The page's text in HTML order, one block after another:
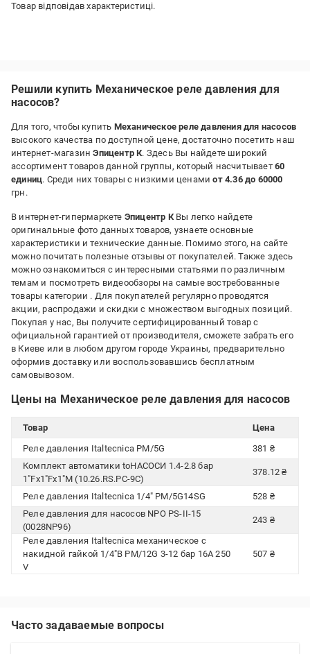
Товар відповідав характеристиці.
Решили купить Механическое реле давления для
насосов?
Для того, чтобы купить Механическое реле давления для насосов
высокого качества по доступной цене, достаточно посетить наш
интернет-магазинЭпицентр К. Здесь Вы найдете широкий
ассортимент товаров данной группы, который насчитывает60
единиц. Среди них товары с низкими ценамиот 4.36 до 60000
грн.
В интернет-гипермаркете Эпицентр КВы легко найдете
оригинальные фото данных товаров, узнаете основные
характеристики и технические данные. Помимо этого, на сайте
можно почитать полезные отзывы от покупателей. Также здесь
можно ознакомиться с интересными статьями по различным
темам и посмотреть видеообзоры на самые востребованные
товары категории . Для покупателей регулярно проводятся
акции, распродажи и скидки с множеством выгодных позиций.
Покупая у нас, Вы получите сертифицированный товар с
официальной гарантией от производителя, сможете забрать его
в Киеве или в любом другом городе Украины, предварительно
оформив доставку или воспользовавшись бесплатным
самовывозом.
Цены на Механическое реле давления для насосов
Товар
Цена
Реле давления Italtecnica PM/5G
381 ₴
Комплект автоматики toНАСОСИ 1.4-2.8 бар
1"Fx1"Fx1"M (10.26.RS.PС-9C)
378.12 ₴
Реле давления Italtecnica 1/4" PM/5G14SG
528 ₴
Реле давления для насосов NPO PS-II-15
(0028NP96)
243 ₴
Реле давления Italtecnica механическое с
накидной гайкой 1/4"В PM/12G 3-12 бар 16A 250
V
507 ₴
Часто задаваемые вопросы